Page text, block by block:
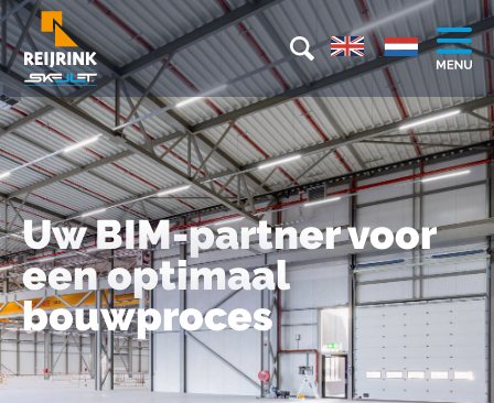
Uw BIM-partner voor
een optimaal
bouwproces